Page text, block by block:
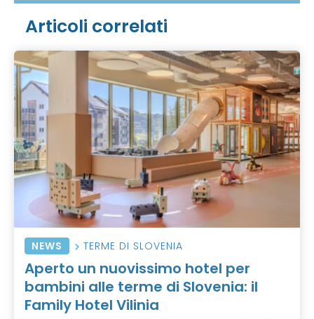
Articoli correlati
NEWS TERME DI SLOVENIA
Aperto un nuovissimo hotel per
bambini alle terme di Slovenia: il
Family Hotel Vilinia